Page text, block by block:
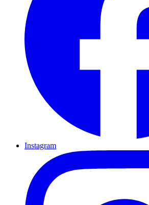
Instagram